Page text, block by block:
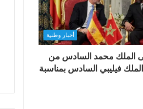
أخبار وطنية
الملك محمد السادس من
فيليبي السادس بمناسبة